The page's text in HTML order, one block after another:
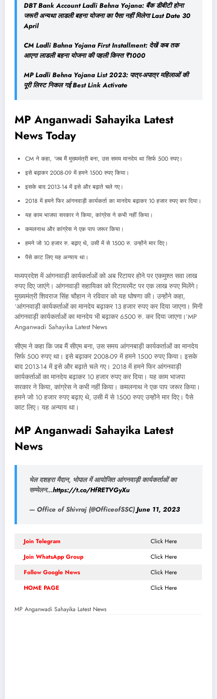
DBT Bank Account Ladli Behna Yojana: बैंक डीबीटी होना
जरूरी अन्यथा लाडली बहना योजना का पैसा नहीं मिलेगा Last Date 30
April
CM Ladli Bahna Yojana First Installment: देखें कब तक
आएगा लाडली बहना योजना की पहली किस्त ₹1000
MP Ladli Behna Yojana List 2023: पात्र-अपात्र महिलाओं की
पूरी लिस्ट निकल गई Best Link Activate
MP Anganwadi Sahayika Latest
News Today
CM ने कहा, ‘जब मैं मुख्यमंत्री बना, उस समय मानदेय था सिर्फ 500 रुपए।
इसे बढ़ाकर 2008-09 में हमने 1500 रुपए किया।
इसके बाद 2013-14 में इसे और बढ़ाते चले गए।
2018 में हमने फिर आंगनवाड़ी कार्यकर्ता का मानदेय बढ़ाकर 10 हजार रुपए कर दिया।
यह काम भाजपा सरकार ने किया, कांग्रेस ने कभी नहीं किया।
कमलनाथ और कांग्रेस ने एक पाप जरूर किया।
हमने जो 10 हजार रु. बढ़ाए थे, उसी में से 1500 रु. उन्होंने मार दिए।
पैसे काट लिए यह अन्याय था।
मध्यप्रदेश में आंगनवाड़ी कार्यकर्ताओं को अब रिटायर होने पर एकमुश्त सवा लाख
रुपए दिए जाएंगे। आंगनवाड़ी सहायिका को रिटायरमेंट पर एक लाख रुपए मिलेंगे।
मुख्यमंत्री शिवराज सिंह चौहान ने रविवार को यह घोषणा की। उन्होंने कहा,
‘आंगनवाड़ी कार्यकर्ताओं का मानदेय बढ़ाकर 13 हजार रुपए कर दिया जाएगा। मिनी
आंगनवाड़ी कार्यकर्ताओं का मानदेय भी बढ़ाकर 6500 रु. कर दिया जाएगा।’MP
Anganwadi Sahayika Latest News
सीएम ने कहा कि जब मैं सीएम बना, उस समय आंगनबाड़ी कार्यकर्ताओं का मानदेय
सिर्फ 500 रुपए था। इसे बढ़ाकर 2008-09 में हमने 1500 रुपए किया। इसके
बाद 2013-14 में इसे और बढ़ाते चले गए। 2018 में हमने फिर आंगनवाड़ी
कार्यकर्ताओं का मानदेय बढ़ाकर 10 हजार रुपए कर दिया। यह काम भाजपा
सरकार ने किया, कांग्रेस ने कभी नहीं किया। कमलनाथ ने एक पाप जरूर किया।
हमने जो 10 हजार रुपए बढ़ाए थे, उसी में से 1500 रुपए उन्होंने मार दिए। पैसे
काट लिए। यह अन्याय था।
MP Anganwadi Sahayika Latest
News
भेल दशहरा मैदान, भोपाल में आयोजित आंगनवाड़ी कार्यकर्ताओं का
सम्मेलन…https://t.co/HfRETVGyXu
— Office of Shivraj (@OfficeofSSC) June 11, 2023
Join Telegram
Click Here
Join WhatsApp Group
Click Here
Follow Google News
Click Here
HOME PAGE
Click Here
MP Anganwadi Sahayika Latest News